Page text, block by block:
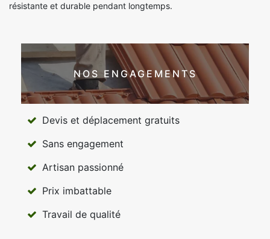
résistante et durable pendant longtemps.
NOS ENGAGEMENTS
Devis et déplacement gratuits
Sans engagement
Artisan passionné
Prix imbattable
Travail de qualité